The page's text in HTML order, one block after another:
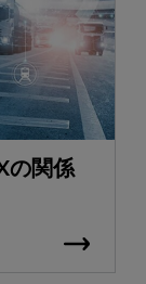
の関係